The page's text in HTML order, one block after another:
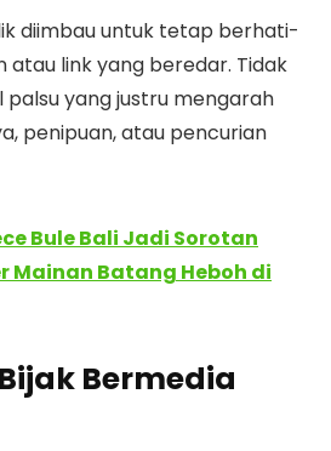
diimbau untuk tetap berhati-
link yang beredar. Tidak
palsu yang justru mengarah
penipuan, atau pencurian
Bule Bali Jadi Sorotan
Mainan Batang Heboh di
Bermedia